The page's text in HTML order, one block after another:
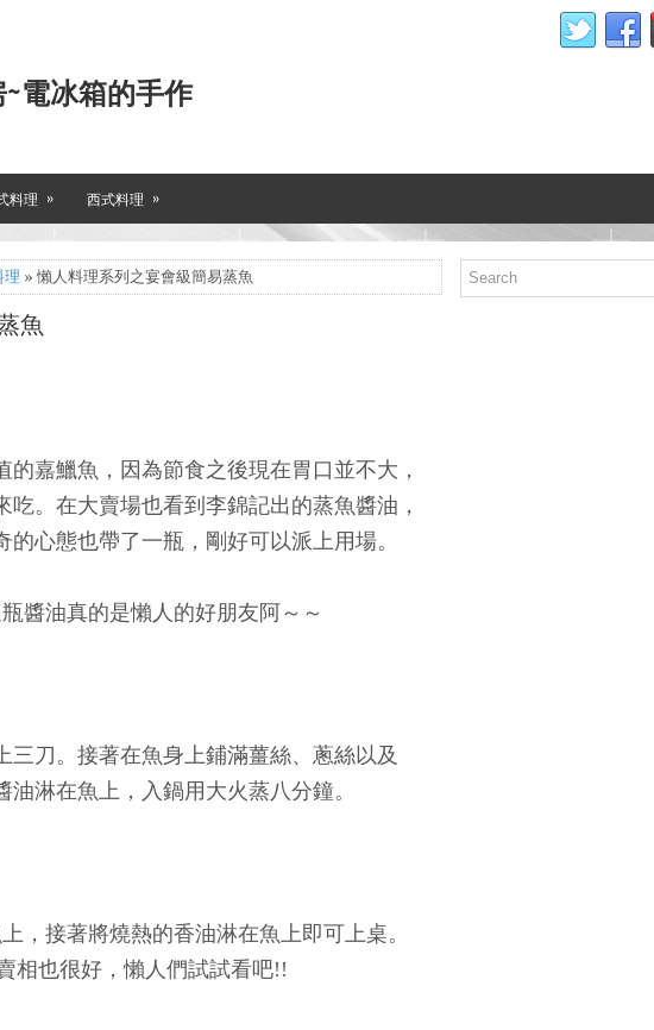
電冰箱的手作
料理 » 西式料理 »
理 » 懶人料理系列之宴會級簡易蒸魚
魚
嘉鱲魚，因為節食之後現在胃口並不大，
。在大賣場也看到李錦記出的蒸魚醬油，
的心態也帶了一瓶，剛好可以派上用場。
醬油真的是懶人的好朋友阿～～
三刀。接著在魚身上鋪滿薑絲、蔥絲以及
淋在魚上，入鍋用大火蒸八分鐘。
，接著將燒熱的香油淋在魚上即可上桌。
相也很好，懶人們試試看吧!!